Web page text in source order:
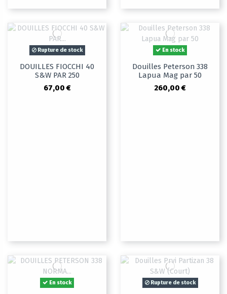
Rupture de stock
DOUILLES FIOCCHI 40
S&W PAR 250
67,00 €
En stock
Douilles Peterson 338
Lapua Mag par 50
260,00 €
En stock Rupture de stock